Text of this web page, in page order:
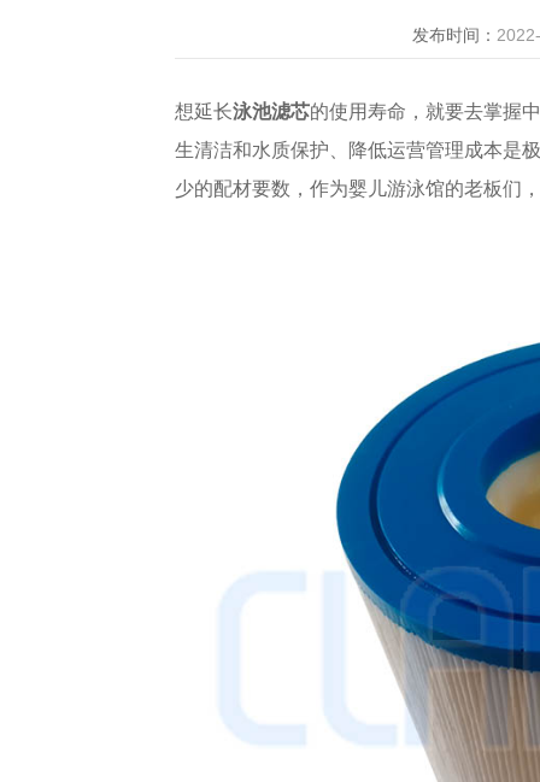
发布时间：
想延长泳池滤芯的使用寿命，就要去掌握
生清洁和水质保护、降低运营管理成本是
少的配材要数，作为婴儿游泳馆的老板们